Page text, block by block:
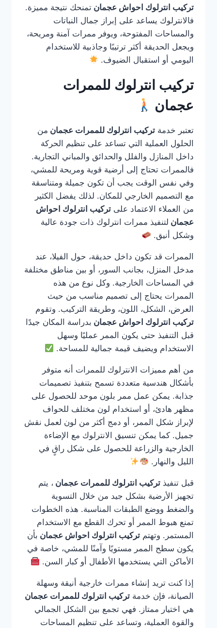
تركيب انترلوك احواش عجمان تمنحك نتيجة مميزة.
فالانترلوك يساعد على إبراز جمال النباتات
والمساحات المفتوحة، ويوفر ممرات آمنة ومريحة،
ويجعل الحديقة أكثر ترتيبًا وجاذبية للاستخدام
اليومي أو استقبال الضيوف.
تركيب انترلوك للممرات
عجمان
تعتبر خدمة تركيب انترلوك للممرات عجمان من
الحلول العملية التي تساعد على تنظيم الحركة
داخل المنازل والفلل والحدائق والمباني التجارية.
فالممرات تحتاج إلى أرضية قوية ومريحة للمشي،
وفي نفس الوقت يجب أن تكون جميلة ومتناسقة
مع التصميم الخارجي للمكان. لذلك يفضل الكثير
من العملاء الاعتماد على تركيب انترلوك احواش
عجمان لتنفيذ ممرات انترلوك ذات جودة عالية
وشكل أنيق.
الممرات قد تكون داخل حديقة، حول الفيلا، عند
مدخل المنزل، بجانب السور، أو بين مناطق مختلفة
في المساحات الخارجية. وكل نوع من هذه
الممرات يحتاج إلى تصميم مناسب من حيث
العرض، الشكل، اللون، وطريقة التركيب. وتقوم
تركيب انترلوك احواش عجمان بدراسة المكان جيدًا
قبل التنفيذ حتى يكون الممر عمليًا وسهل
الاستخدام ويضيف قيمة جمالية للمساحة.
من أهم مميزات الانترلوك للممرات أنه متوفر
بأشكال هندسية متعددة تسمح بتنفيذ تصميمات
جذابة. يمكن عمل ممر بلون موحد للحصول على
مظهر هادئ، أو استخدام لون مختلف للحواف
لإبراز شكل الممر، أو دمج أكثر من لون لعمل نقش
جميل. كما يمكن تنسيق الانترلوك مع الإضاءة
الخارجية والزراعة للحصول على شكل راقٍ في
الليل والنهار.
قبل تنفيذ تركيب انترلوك للممرات عجمان ، يتم
تجهيز الأرضية بشكل جيد من خلال التسوية
والضغط ووضع الطبقات المناسبة. هذه الخطوات
تمنع هبوط الممر أو تحرك القطع مع الاستخدام
المستمر. وتهتم تركيب انترلوك احواش عجمان بأن
يكون سطح الممر مستويًا وآمنًا للمشي، خاصة في
الأماكن التي يستخدمها الأطفال أو كبار السن.
إذا كنت تريد إنشاء ممرات خارجية أنيقة وسهلة
الصيانة، فإن خدمة تركيب انترلوك للممرات عجمان
هي اختيار ممتاز. فهي تجمع بين الشكل الجمالي
والقوة العملية، وتساعد على تنظيم المساحات